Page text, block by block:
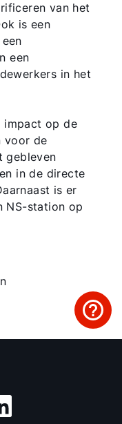
van het
is een
een
in het
impact op de
voor de
gebleven
in de directe
is er
NS-station op